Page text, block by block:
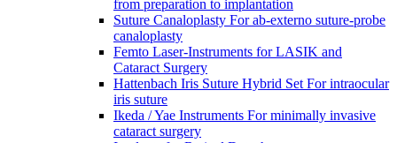
from preparation to implantation
Suture Canaloplasty For ab-externo suture-probe
canaloplasty
Femto Laser-Instruments for LASIK and
Cataract Surgery
Hattenbach Iris Suture Hybrid Set For intraocular
iris suture
Ikeda / Yae Instruments For minimally invasive
cataract surgery